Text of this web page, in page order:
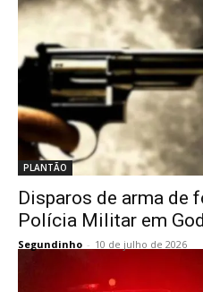
PLANTÃO
Disparos de arma de
Polícia Militar em
Segundinho - 10 de julho de 2026